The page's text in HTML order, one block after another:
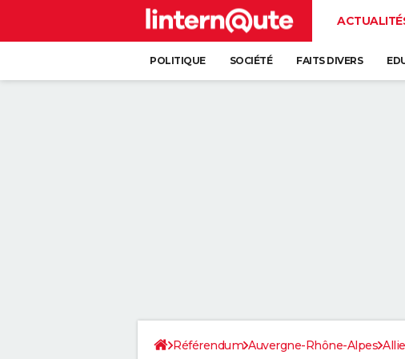
POLITIQUE SOCIÉTÉ FAITS DIVERS
Référendum Auvergne-Rhône-Alpes